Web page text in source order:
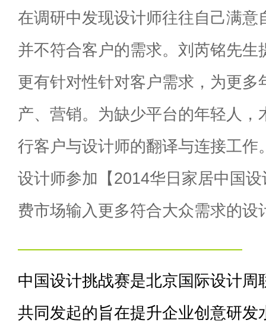
在调研中发现设计师往往自己满意
并不符合客户的需求。刘芮铭先生
更有针对性针对客户需求，为更多
产、营销。为缺少平台的年轻人，
行客户与设计师的翻译与连接工作
设计师参加【2014华日家居中国
费市场输入更多符合大众需求的设
——————————————
中国设计挑战赛是北京国际设计周
共同发起的旨在提升企业创意研发